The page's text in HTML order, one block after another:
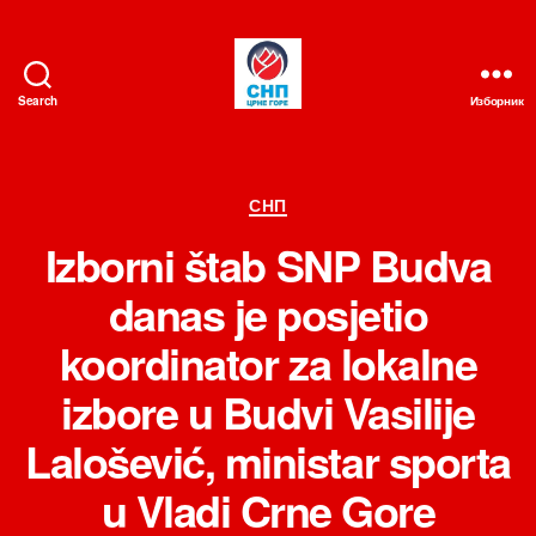
Search Изборник
Категорије
СНП
Izborni štab SNP Budva
danas je posjetio
koordinator za lokalne
izbore u Budvi Vasilije
Lalošević, ministar sporta
u Vladi Crne Gore